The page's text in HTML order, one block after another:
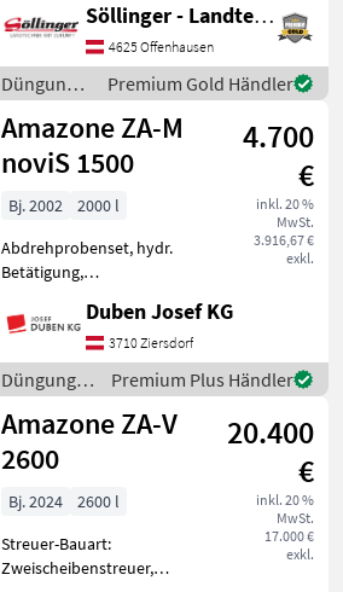
Streumengenverstellung +
Anbaustreuer ZA Super +
Profis-Wiegesystem +
Streuwerk ZA-V Tronic +
Gelenkwel
Söllinger - Landtechnik GmbH
4625 Offenhausen
Düngung
und
Beregnung
/ Amazone
Premium Gold Händler
Amazone ZA-M
noviS 1500
4.700
€
inkl. 20 %
MwSt.
3.916,67 €
exkl.
Bj. 2002
2000 l
Abdrehprobenset, hydr.
Betätigung,
Streumengenverstellung
Amazone-Düngerstreuer
mit 1.500 l Ist-Inhalt sowie
Aufsatz S500,
Gesamtvolumen 2.000 l,
Duben Josef KG
3710 Ziersdorf
Düngung
und
Beregnung
/ Amazone
Premium Plus Händler
Amazone ZA-V
2600
20.400
€
inkl. 20 %
MwSt.
17.000 €
exkl.
Bj. 2024
2600 l
Streuer-Bauart:
Zweischeibenstreuer,